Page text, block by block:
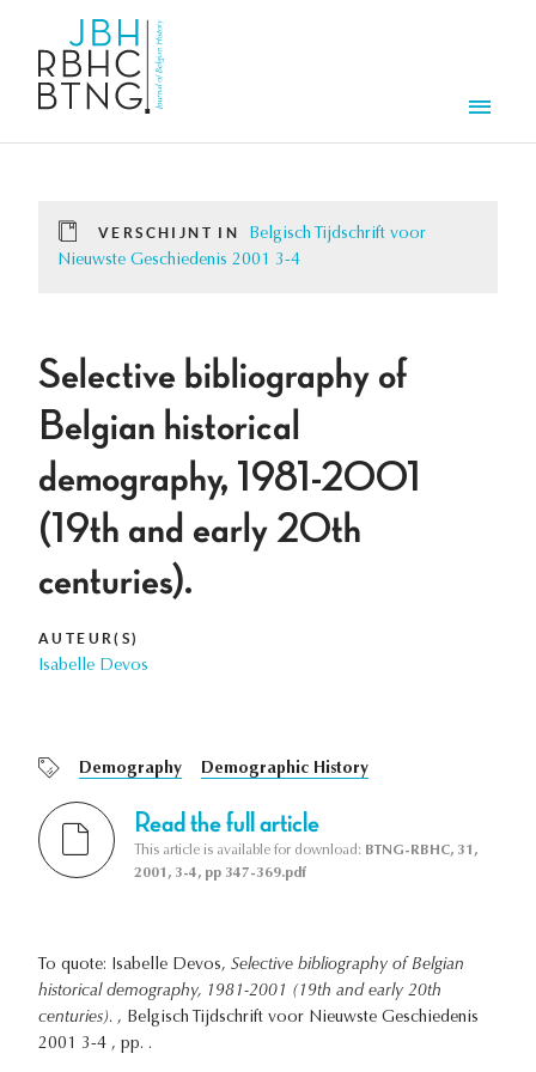
VERSCHIJNT IN
Belgisch Tijdschrift voor
Nieuwste Geschiedenis 2001 3-4
Selective bibliography of
Belgian historical
demography, 1981-2001
(19th and early 20th
centuries).
AUTEUR(S)
Isabelle Devos
Demography Demographic History
Read the full article
This article is available for download: BTNG-RBHC, 31,
2001, 3-4, pp 347-369.pdf
To quote: Isabelle Devos, Selective bibliography of Belgian
historical demography, 1981-2001 (19th and early 20th
centuries). , Belgisch Tijdschrift voor Nieuwste Geschiedenis
2001 3-4 , pp. .